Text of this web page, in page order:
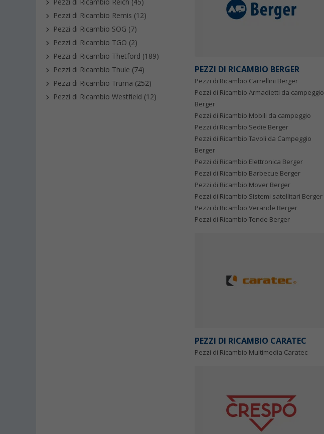
Pezzi di Ricambio Reich (45)
Pezzi di Ricambio Remis (12)
Pezzi di Ricambio SOG (7)
Pezzi di Ricambio TGO (2)
Pezzi di Ricambio Thetford (189)
Pezzi di Ricambio Thule (74)
Pezzi di Ricambio Truma (252)
Pezzi di Ricambio Westfield (12)
PEZZI DI RICAMBIO BERGER
Pezzi di Ricambio Carrellini Berger
Pezzi di Ricambio Armadietti da campeggio
Berger
Pezzi di Ricambio Mobili da campeggio
Pezzi di Ricambio Sedie Berger
Pezzi di Ricambio Tavoli da Campeggio
Berger
Pezzi di Ricambio Elettronica Berger
Pezzi di Ricambio Barbecue Berger
Pezzi di Ricambio Mover Berger
Pezzi di Ricambio Sistemi satellitari Berger
Pezzi di Ricambio Verande Berger
Pezzi di Ricambio Tende Berger
PEZZI DI RICAMBIO CARATEC
Pezzi di Ricambio Multimedia Caratec